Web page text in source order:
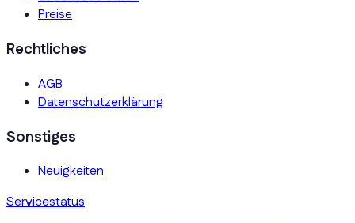
Preise
Rechtliches
AGB
Datenschutzerklärung
Sonstiges
Neuigkeiten
Servicestatus